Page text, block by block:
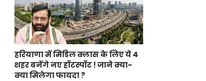
हरियाणा में मिडिल क्लास के लिए ये 4
शहर बनेंगे नए हॉटस्पॉट ! जाने क्या-
क्या मिलेगा फायदा ?